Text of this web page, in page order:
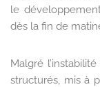
le
dès la fin de
Malgré
structurés, mis à